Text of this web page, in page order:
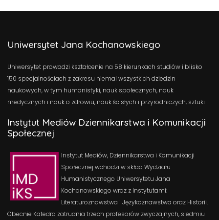
Uniwersytet Jana Kochanowskiego
Uniwersytet prowadzi kształcenie na 58 kierunkach studiów i blisko
150 specjalnościach z zakresu niemal wszystkich dziedzin
naukowych, w tym humanistyki, nauk społecznych, nauk
medycznych i nauk o zdrowiu, nauk ścisłych i przyrodniczych, sztuki
Instytut Mediów Dziennikarstwa i Komunikacji
Społecznej
Instytut Mediów, Dziennikarstwa i Komunikacji
Społecznej wchodzi w skład Wydziału
Humanistycznego Uniwersytetu Jana
Kochanowskiego wraz z Instytutami:
Literaturoznawstwa i Językoznawstwa oraz Historii.
Obecnie Katedra zatrudnia trzech profesorów zwyczajnych, siedmiu